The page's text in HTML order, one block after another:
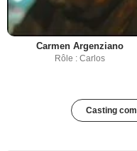
Carmen Argenziano
Rôle : Carlos
Casting